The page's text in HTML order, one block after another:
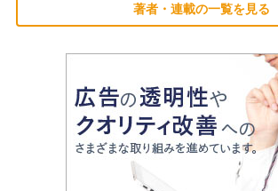
著者・連載の一覧を見る